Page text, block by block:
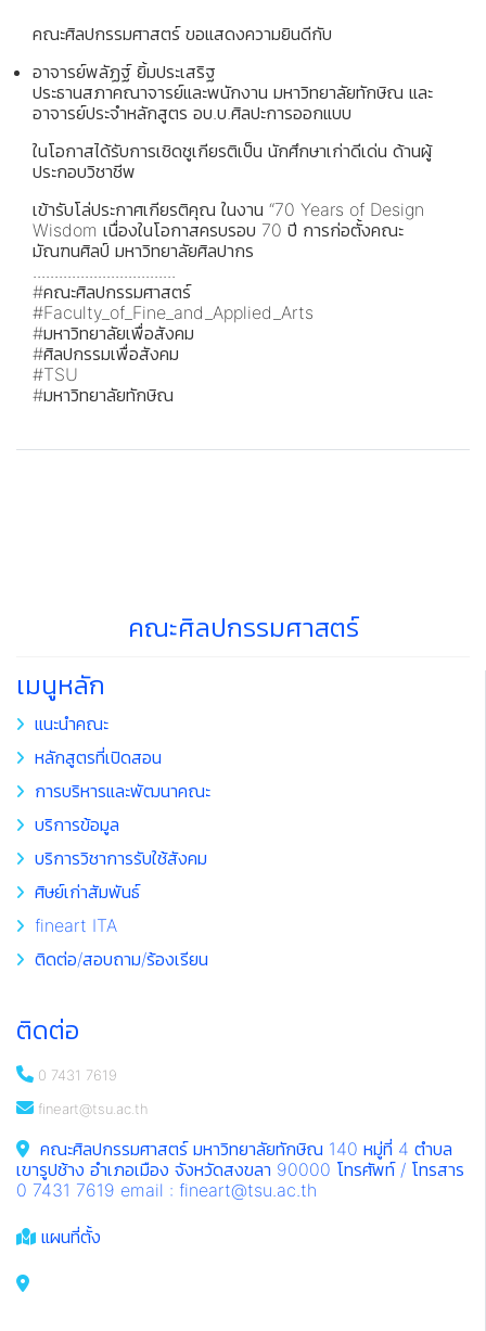
คณะศิลปกรรมศาสตร์ ขอแสดงความยินดีกับ
อาจารย์พลัฏฐ์ ยิ้มประเสริฐ
ประธานสภาคณาจารย์และพนักงาน มหาวิทยาลัยทักษิณ และ
อาจารย์ประจำหลักสูตร อบ.บ.ศิลปะการออกแบบ
ในโอกาสได้รับการเชิดชูเกียรติเป็น นักศึกษาเก่าดีเด่น ด้านผู้
ประกอบวิชาชีพ
เข้ารับโล่ประกาศเกียรติคุณ ในงาน “70 Years of Design
Wisdom เนื่องในโอกาสครบรอบ 70 ปี การก่อตั้งคณะ
มัณฑนศิลป์ มหาวิทยาลัยศิลปากร
#คณะศิลปกรรมศาสตร์
#Faculty_of_Fine_and_Applied_Arts
#มหาวิทยาลัยเพื่อสังคม
#ศิลปกรรมเพื่อสังคม
#TSU
#มหาวิทยาลัยทักษิณ
คณะศิลปกรรมศาสตร์
เมนูหลัก
แนะนำคณะ
หลักสูตรที่เปิดสอน
การบริหารและพัฒนาคณะ
บริการข้อมูล
บริการวิชาการรับใช้สังคม
ศิษย์เก่าสัมพันธ์
fineart ITA
ติดต่อ/สอบถาม/ร้องเรียน
ติดต่อ
0 7431 7619
fineart@tsu.ac.th
คณะศิลปกรรมศาสตร์ มหาวิทยาลัยทักษิณ 140 หมู่ที่ 4 ตำบล
เขารูปช้าง อำเภอเมือง จังหวัดสงขลา 90000 โทรศัพท์ / โทรสาร
0 7431 7619 email : fineart@tsu.ac.th
แผนที่ตั้ง